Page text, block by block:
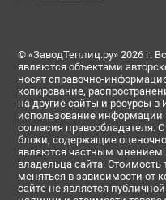
© «ЗаводТеплиц.ру» 2026 г.
являются объектами
носят справочно-
копирование,
на другие сайты и ресурсы
использование информации
согласия
блоки, содержащие
являются частным мнением
владельца сайта.
меняться в зависимости от
сайте не является